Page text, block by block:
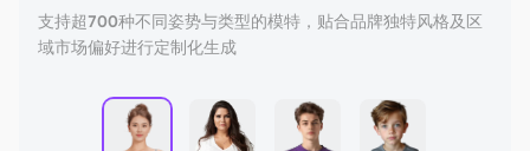
支持超700种不同姿势与类型的模特，贴合品牌独特风格及区
域市场偏好进行定制化生成